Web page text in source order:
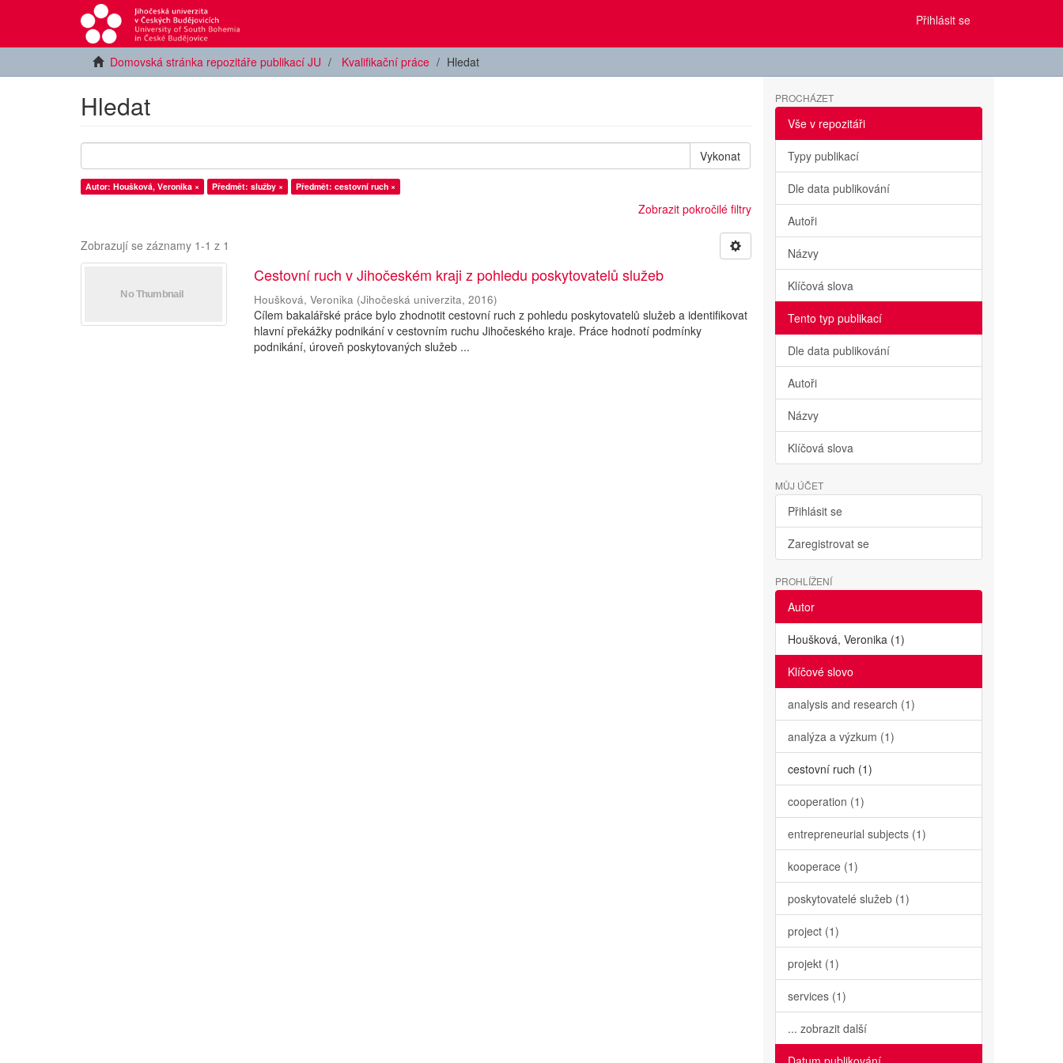
Přihlásit se
Domovská stránka repozitáře publikací JU Kvalifikační práce Hledat
Hledat
Vykonat
Autor: Houšková, Veronika × Předmět: služby × Předmět: cestovní ruch ×
Zobrazit pokročilé filtry
Zobrazují se záznamy 1-1 z 1
Cestovní ruch v Jihočeském kraji z pohledu poskytovatelů služeb
Houšková, Veronika (Jihočeská univerzita,2016)
Cílem bakalářské práce bylo zhodnotit cestovní ruch z pohledu poskytovatelů služeb a identifikovat
hlavní překážky podnikání v cestovním ruchu Jihočeského kraje. Práce hodnotí podmínky
podnikání, úroveň poskytovaných služeb ...
PROCHÁZET
Vše v repozitáři
Typy publikací
Dle data publikování
Autoři
Názvy
Klíčová slova
Tento typ publikací
Dle data publikování
Autoři
Názvy
Klíčová slova
MŮJ ÚČET
Přihlásit se
Zaregistrovat se
PROHLÍŽENÍ
Autor
Houšková, Veronika (1)
Klíčové slovo
analysis and research (1)
analýza a výzkum (1)
cestovní ruch (1)
cooperation (1)
entrepreneurial subjects (1)
kooperace (1)
poskytovatelé služeb (1)
project (1)
projekt (1)
services (1)
... zobrazit další